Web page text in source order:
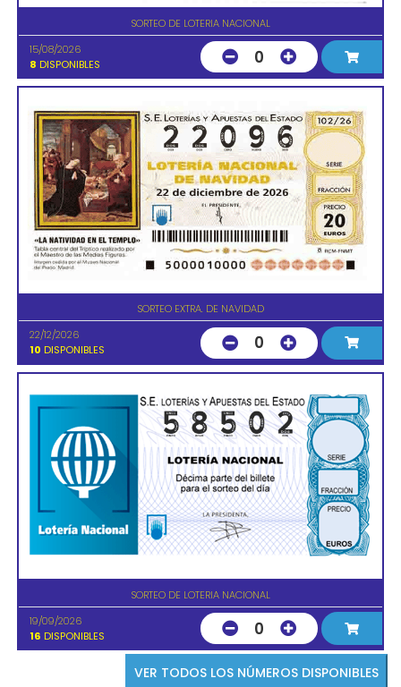
SORTEO DE LOTERIA NACIONAL
15/08/2026
8 DISPONIBLES 0
SORTEO EXTRA. DE NAVIDAD
22/12/2026
10 DISPONIBLES 0
SORTEO DE LOTERIA NACIONAL
19/09/2026
16 DISPONIBLES 0
VER TODOS LOS NÚMEROS DISPONIBLES